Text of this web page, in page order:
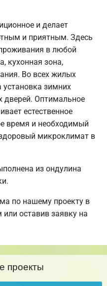
и делает
и приятным. Здесь
в любой
кухонная зона,
Во всех жилых
зимних
дверей. Оптимальное
естественное
время и необходимый
микроклимат в
из ондулина
по нашему проекту в
оставив заявку на
проекты